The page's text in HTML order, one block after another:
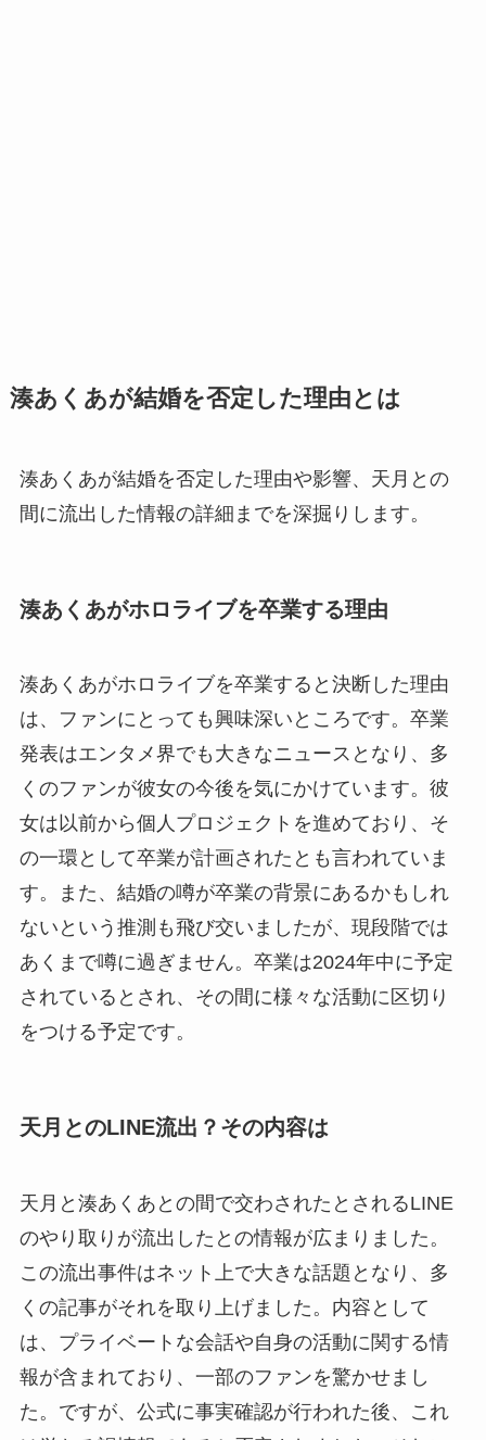
湊あくあが結婚を否定した理由とは
湊あくあが結婚を否定した理由や影響、天月との
間に流出した情報の詳細までを深掘りします。
湊あくあがホロライブを卒業する理由
湊あくあがホロライブを卒業すると決断した理由
は、ファンにとっても興味深いところです。卒業
発表はエンタメ界でも大きなニュースとなり、多
くのファンが彼女の今後を気にかけています。彼
女は以前から個人プロジェクトを進めており、そ
の一環として卒業が計画されたとも言われていま
す。また、結婚の噂が卒業の背景にあるかもしれ
ないという推測も飛び交いましたが、現段階では
あくまで噂に過ぎません。卒業は2024年中に予定
されているとされ、その間に様々な活動に区切り
をつける予定です。
天月とのLINE流出？その内容は
天月と湊あくあとの間で交わされたとされるLINE
のやり取りが流出したとの情報が広まりました。
この流出事件はネット上で大きな話題となり、多
くの記事がそれを取り上げました。内容として
は、プライベートな会話や自身の活動に関する情
報が含まれており、一部のファンを驚かせまし
た。ですが、公式に事実確認が行われた後、これ